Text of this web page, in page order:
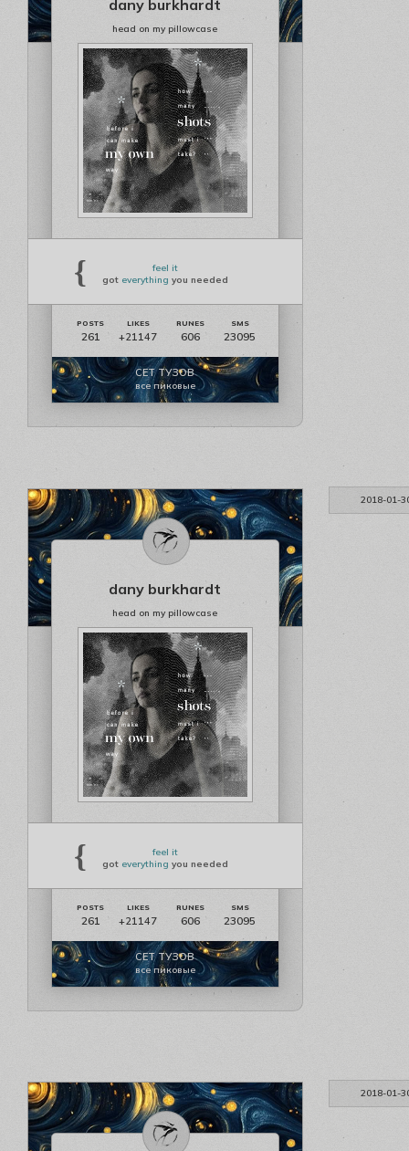
dany burkhardt
head on my pillowcase
{
feel it
got everything you needed
261 +21147 606 23095
СЕТ ТУЗОВ
все пиковые
2018-01-
dany burkhardt
head on my pillowcase
{
feel it
got everything you needed
261 +21147 606 23095
СЕТ ТУЗОВ
все пиковые
2018-01-